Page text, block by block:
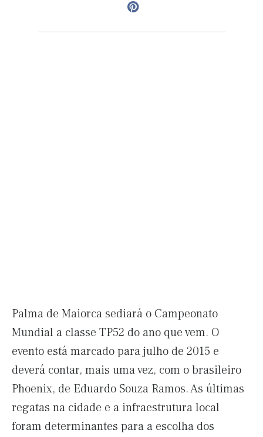
Palma de Maiorca sediará o Campeonato
Mundial a classe TP52 do ano que vem. O
evento está marcado para julho de 2015 e
deverá contar, mais uma vez, com o brasileiro
Phoenix, de Eduardo Souza Ramos. As últimas
regatas na cidade e a infraestrutura local
foram determinantes para a escolha dos